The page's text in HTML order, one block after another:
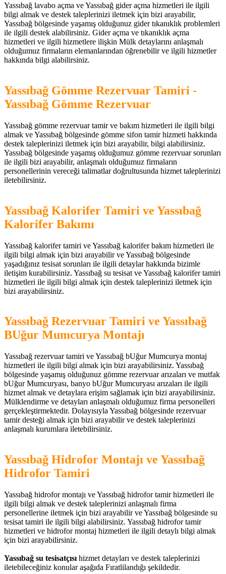
Yassıbağ lavabo açma ve Yassıbağ gider açma hizmetleri ile ilgili
bilgi almak ve destek taleplerinizi iletmek için bizi arayabilir,
Yassıbağ bölgesinde yaşamış olduğunuz gider tıkanıklık problemleri
ile ilgili destek alabilirsiniz. Gider açma ve tıkanıklık açma
hizmetleri ve ilgili hizmetlere ilişkin Mülk detaylarını anlaşmalı
olduğumuz firmaların elemanlarından öğrenebilir ve ilgili hizmetler
hakkında bilgi alabilirsiniz.
Yassıbağ Gömme Rezervuar Tamiri -
Yassıbağ Gömme Rezervuar
Yassıbağ gömme rezervuar tamir ve bakım hizmetleri ile ilgili bilgi
almak ve Yassıbağ bölgesinde gömme sifon tamir hizmeti hakkında
destek taleplerinizi iletmek için bizi arayabilir, bilgi alabilirsiniz.
Yassıbağ bölgesinde yaşamış olduğumuz gömme rezervuar sorunları
ile ilgili bizi arayabilir, anlaşmalı olduğumuz firmaların
personellerinin vereceği talimatlar doğrultusunda hizmet taleplerinizi
iletebilirsiniz.
Yassıbağ Kalorifer Tamiri ve Yassıbağ
Kalorifer Bakımı
Yassıbağ kalorifer tamiri ve Yassıbağ kalorifer bakım hizmetleri ile
ilgili bilgi almak için bizi arayabilir ve Yassıbağ bölgesinde
yaşadığınız tesisat sorunları ile ilgili detaylar hakkında bizimle
iletişim kurabilirsiniz. Yassıbağ su tesisat ve Yassıbağ kalorifer tamiri
hizmetleri ile ilgili bilgi almak için destek taleplerinizi iletmek için
bizi arayabilirsiniz.
Yassıbağ Rezervuar Tamiri ve Yassıbağ
BUğur Mumcurya Montajı
Yassıbağ rezervuar tamiri ve Yassıbağ bUğur Mumcurya montaj
hizmetleri ile ilgili bilgi almak için bizi arayabilirsiniz. Yassıbağ
bölgesinde yaşamış olduğunuz gömme rezervuar arızaları ve mutfak
bUğur Mumcuryası, banyo bUğur Mumcuryası arızaları ile ilgili
hizmet almak ve detaylara erişim sağlamak için bizi arayabilirsiniz.
Mülklendirme ve detayları anlaşmalı olduğumuz firma personelleri
gerçekleştirmektedir. Dolayısıyla Yassıbağ bölgesinde rezervuar
tamir desteği almak için bizi arayabilir ve destek taleplerinizi
anlaşmalı kurumlara iletebilirsiniz.
Yassıbağ Hidrofor Montajı ve Yassıbağ
Hidrofor Tamiri
Yassıbağ hidrofor montajı ve Yassıbağ hidrofor tamir hizmetleri ile
ilgili bilgi almak ve destek taleplerinizi anlaşmalı firma
personellerine iletmek için bizi arayabilir ve Yassıbağ bölgesinde su
tesisat tamiri ile ilgili bilgi alabilirsiniz. Yassıbağ hidrofor tamir
hizmetleri ve hidrofor montaj hizmetleri ile ilgili detaylı bilgi almak
için bizi arayabilirsiniz.
Yassıbağ su tesisatçısı hizmet detayları ve destek taleplerinizi
iletebileceğiniz konular aşağıda Fıratlilandığı şekildedir.